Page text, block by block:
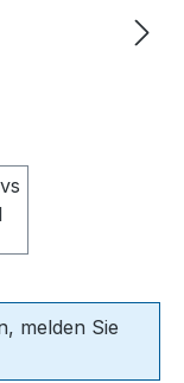
melden Sie